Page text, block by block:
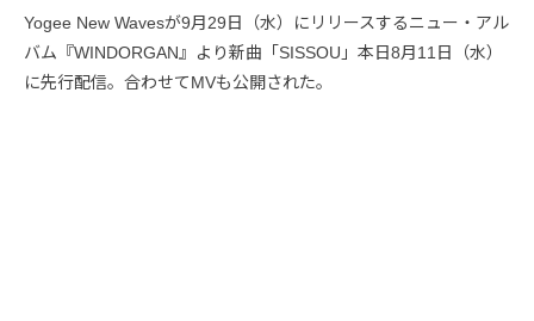
Yogee New Wavesが9月29日（水）にリリースするニュー・アル
バム『WINDORGAN』より新曲「SISSOU」本日8月11日（水）
に先行配信。合わせてMVも公開された。